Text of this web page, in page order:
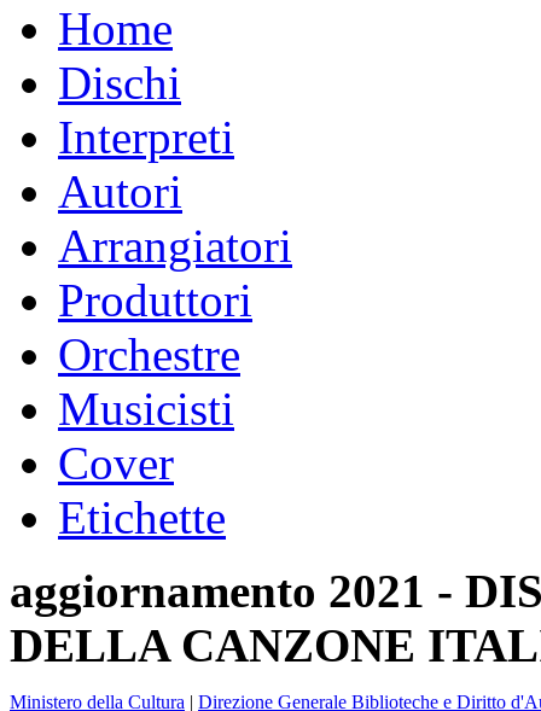
Home
Dischi
Interpreti
Autori
Arrangiatori
Produttori
Orchestre
Musicisti
Cover
Etichette
aggiornamento 2021 -
DELLA CANZONE
Ministero della Cultura | Direzione Generale Biblioteche e Diritto